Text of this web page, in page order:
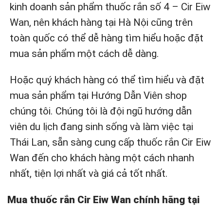
kinh doanh sản phẩm thuốc rắn số 4 – Cir Eiw
Wan, nên khách hàng tại Hà Nội cũng trên
toàn quốc có thể dễ hàng tìm hiểu hoặc đặt
mua sản phẩm một cách dễ dàng.
Hoặc quý khách hàng có thể tìm hiểu và đặt
mua sản phẩm tại Hướng Dẫn Viên shop
chúng tôi. Chúng tôi là đội ngũ hướng dẫn
viên du lịch đang sinh sống và làm việc tại
Thái Lan, sẵn sàng cung cấp thuốc rắn Cir Eiw
Wan đến cho khách hàng một cách nhanh
nhất, tiện lợi nhất và giá cả tốt nhất.
Mua thuốc rắn Cir Eiw Wan chính hãng tại